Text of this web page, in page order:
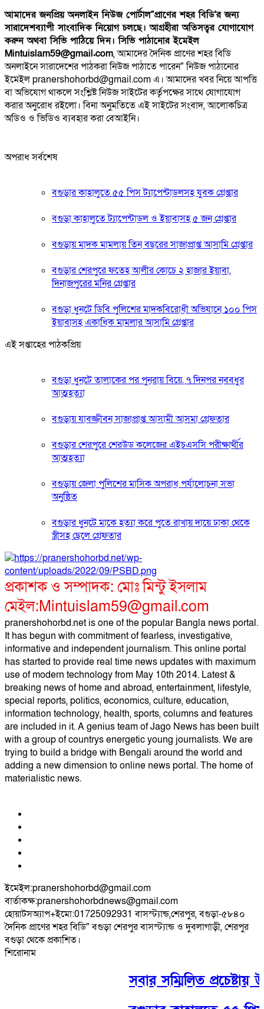
আমাদের জনপ্রিয় অনলাইন নিউজ পোর্টাল"প্রাণের শহর বিডি'র জন্য
সারাদেশব্যাপী সাংবাদিক নিয়োগ চলছে। আগ্রহীরা অতিসত্বর যোগাযোগ
করুন অথবা সিভি পাঠিয়ে দিন। সিভি পাঠানোর ইমেইল
Mintuislam59@gmail.com, আমাদের দৈনিক প্রাণের শহর বিডি
অনলাইনে সারাদেশের পাঠকরা নিউজ পাঠাতে পারেন" নিউজ পাঠানোর
ইমেইল pranershohorbd@gmail.com এ। আমাদের খবর নিয়ে আপত্তি
বা অভিযোগ থাকলে সংশ্লিষ্ট নিউজ সাইটের কর্তৃপক্ষের সাথে যোগাযোগ
করার অনুরোধ রইলো। বিনা অনুমতিতে এই সাইটের সংবাদ, আলোকচিত্র
অডিও ও ভিডিও ব্যবহার করা বেআইনি।
অপরাধ সর্বশেষ
বগুড়ার কাহালুতে ৫৫ পিস ট্যাপেন্টাডলসহ যুবক গ্রেপ্তার
বগুড়া কাহালুতে ট্যাপেন্টাডল ও ইয়াবাসহ ৫ জন গ্রেপ্তার
বগুড়ায় মাদক মামলায় তিন বছরের সাজাপ্রাপ্ত আসামি গ্রেপ্তার
বগুড়ার শেরপুরে ফতেহ আলীর কোচে ২ হাজার ইয়াবা,
দিনাজপুরের মনির গ্রেপ্তার
বগুড়া ধুনটে ডিবি পুলিশের মাদকবিরোধী অভিযানে ১০০ পিস
ইয়াবাসহ একাধিক মামলার আসামি গ্রেপ্তার
এই সপ্তাহের পাঠকপ্রিয়
বগুড়া ধুনটে তালাকের পর পুনরায় বিয়ে, ৭ দিনপর নববধুর
আত্মহত্যা
বগুড়ায় যাবজ্জীবন সাজাপ্রাপ্ত আসামী আসমা গ্রেফতার
বগুড়ার শেরপুরে শেরউড কলেজের এইচএসসি পরীক্ষার্থীর
আত্মহত্যা
বগুড়ায় জেলা পুলিশের মাসিক অপরাধ পর্যালোচনা সভা
অনুষ্ঠিত
বগুড়ার ধুনটে মাকে হত্যা করে পুতে রাখায় দায়ে ঢাকা থেকে
স্ত্রীসহ ছেলে গ্রেফতার
প্রকাশক ও সম্পাদক: মোঃ মিন্টু ইসলাম
মেইল:Mintuislam59@gmail.com
pranershohorbd.net is one of the popular Bangla news portal.
It has begun with commitment of fearless, investigative,
informative and independent journalism. This online portal
has started to provide real time news updates with maximum
use of modern technology from May 10th 2014. Latest &
breaking news of home and abroad, entertainment, lifestyle,
special reports, politics, economics, culture, education,
information technology, health, sports, columns and features
are included in it. A genius team of Jago News has been built
with a group of countrys energetic young journalists. We are
trying to build a bridge with Bengali around the world and
adding a new dimension to online news portal. The home of
materialistic news.
ইমেইল:pranershohorbd@gmail.com
বার্তাকক্ষ:pranershohorbdnews@gmail.com
হোয়াটসঅ্যাপ+ইমো:01725092931 বাসস্ট্যান্ড,শেরপুর, বগুড়া-৫৮৪০
দৈনিক প্রাণের শহর বিডি" বগুড়া শেরপুর বাসস্ট্যান্ড ও দুবলাগাড়ী, শেরপুর
বগুড়া থেকে প্রকাশিত।
শিরোনাম
সবার সম্মিলিত প্রচেষ্টায়